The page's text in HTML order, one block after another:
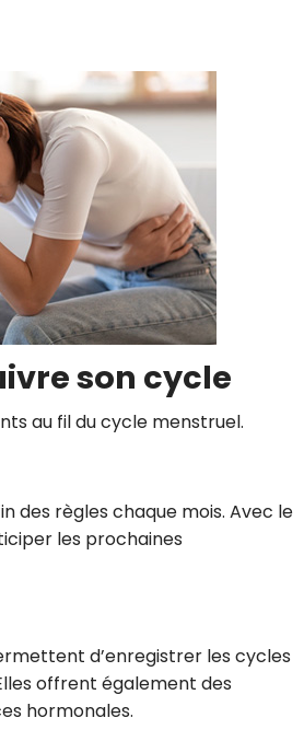
son cycle
au fil du cycle menstruel.
des règles chaque mois. Avec le
les prochaines
d’enregistrer les cycles
offrent également des
hormonales.